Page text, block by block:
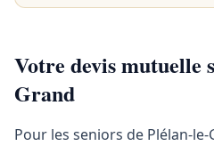
Votre devis mutuelle
Grand
Pour les seniors de Plélan-